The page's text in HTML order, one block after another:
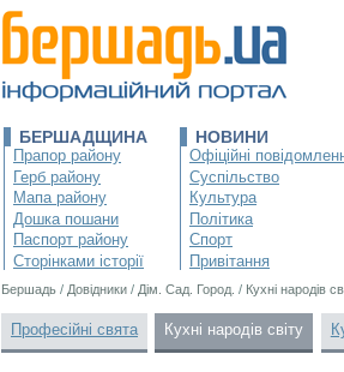
БЕРШАДЩИНА
Прапор району
Герб району
Мапа району
Дошка пошани
Паспорт району
Сторінками історії
НОВИНИ
Офіційні
Суспільство
Культура
Політика
Спорт
Привітання
Бершадь / Довідники / Дім. Сад. Город. / Кухні народів
Професійні свята Кухні народів світу